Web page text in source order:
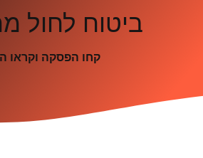
ביטוח לחול
קחו הפסקה וקראו